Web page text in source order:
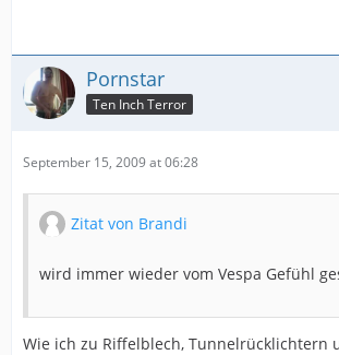
Pornstar
Ten Inch Terror
September 15, 2009 at 06:28
Zitat von Brandi
wird immer wieder vom Vespa Gefühl
Wie ich zu Riffelblech, Tunnelrücklichtern